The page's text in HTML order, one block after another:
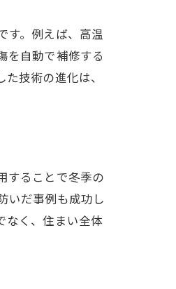
す。例えば、高温
を自動で補修する
技術の進化は、
することで冬季の
いだ事例も成功し
なく、住まい全体